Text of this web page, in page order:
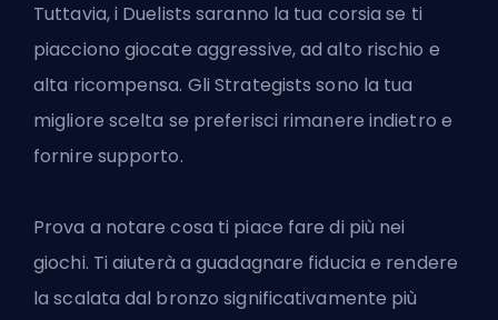
Tuttavia, i Duelists saranno la tua corsia se ti
piacciono giocate aggressive, ad alto rischio e
alta ricompensa. Gli Strategists sono la tua
migliore scelta se preferisci rimanere indietro e
fornire supporto.
Prova a notare cosa ti piace fare di più nei
giochi. Ti aiuterà a guadagnare fiducia e rendere
la scalata dal bronzo significativamente più